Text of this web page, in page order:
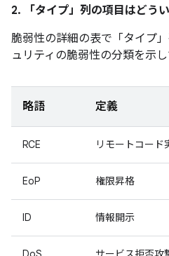
2. 「タイプ」 列の項目はどう
脆弱性の詳細の表で「タイプ」
ュリティの脆弱性の分類を示し
略語 定義
RCE リモートコード
EoP 権限昇格
ID 情報開示